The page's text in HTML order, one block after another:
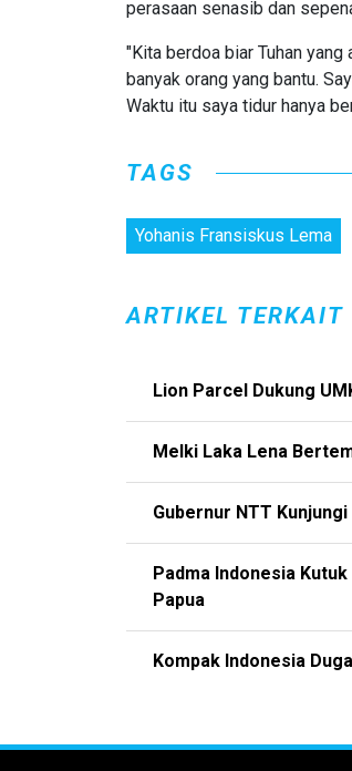
perasaan senasib dan
"Kita berdoa biar Tuhan yang
banyak orang yang bantu.
Waktu itu saya tidur hanya
TAGS
Yohanis Fransiskus Lema
ARTIKEL TERKAIT
Lion Parcel Dukung
Melki Laka Lena
Gubernur NTT
Padma Indonesia
Papua
Kompak Indonesia